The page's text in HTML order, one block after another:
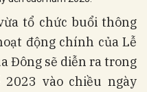
tổ chức buổi thông
động chính của Lễ
Đông sẽ diễn ra trong
vào chiều ngày